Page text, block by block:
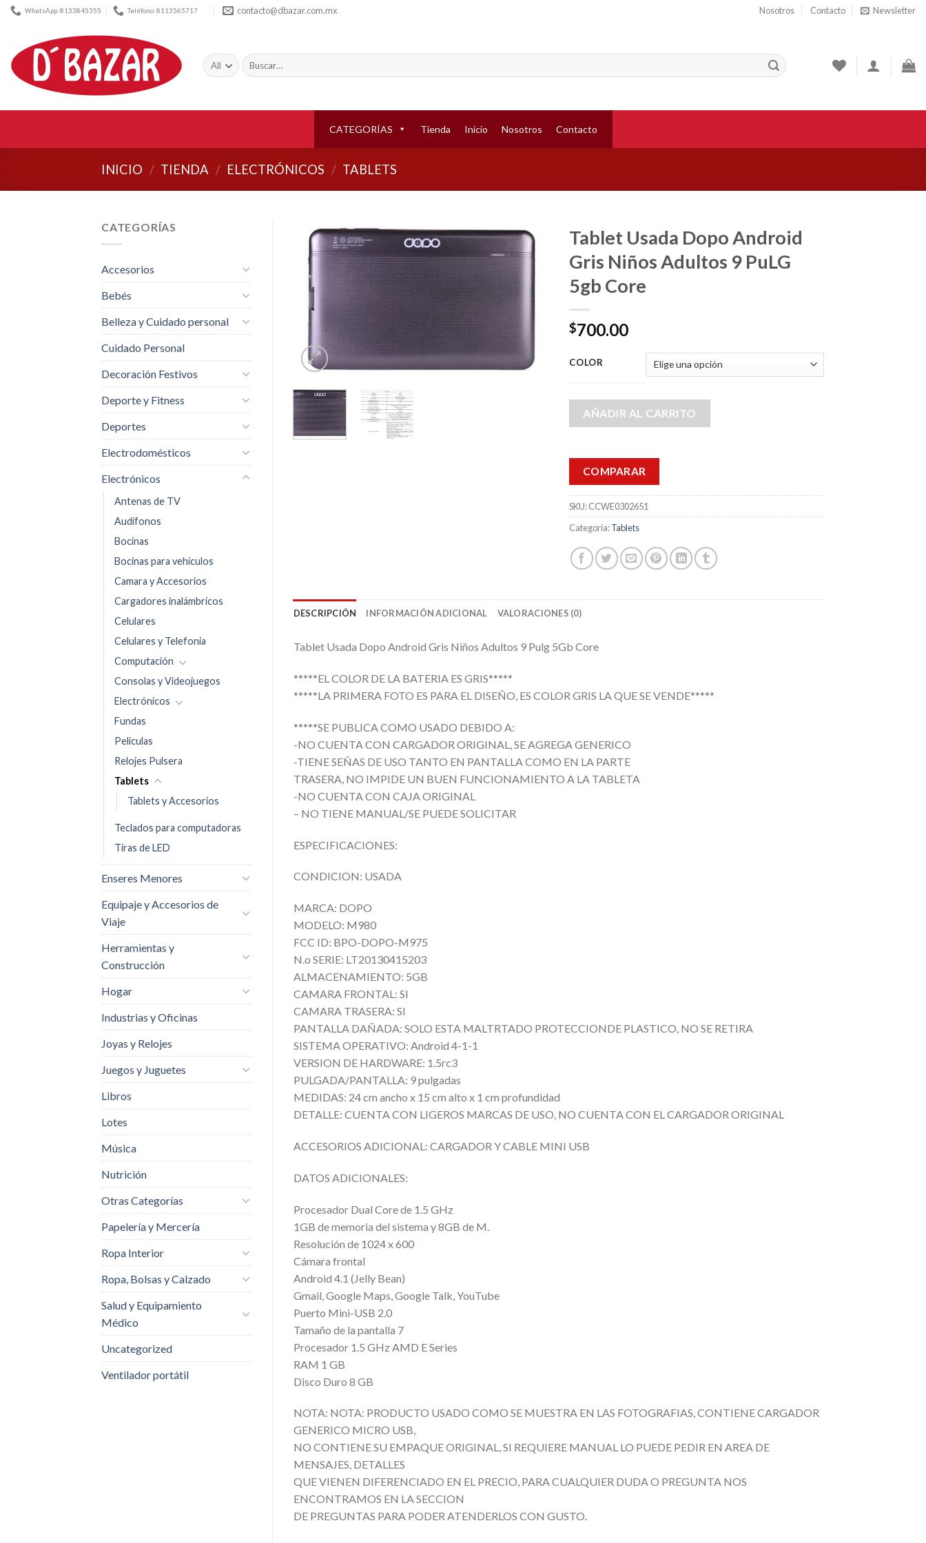
Skip
content
WhatsApp: 8133845355 Teléfono: 8113565717 contacto@dbazar.com.mx Nosotros Contacto Newsletter
Buscar
por:
CATEGORÍAS Tienda Inicio Nosotros Contacto
INICIO / TIENDA / ELECTRÓNICOS / TABLETS
CATEGORÍAS
Accesorios
Bebés
Belleza y Cuidado personal
Cuidado Personal
Decoración Festivos
Deporte y Fitness
Deportes
Electrodomésticos
Electrónicos
Antenas de TV
Audífonos
Bocinas
Bocinas para vehículos
Camara y Accesorios
Cargadores inalámbricos
Celulares
Celulares y Telefonia
Computación
Consolas y Videojuegos
Electrónicos
Fundas
Películas
Relojes Pulsera
Tablets
Tablets y Accesorios
Teclados para computadoras
Tiras de LED
Enseres Menores
Equipaje y Accesorios de
Viaje
Herramientas y
Construcción
Hogar
Industrias y Oficinas
Joyas y Relojes
Juegos y Juguetes
Libros
Lotes
Música
Nutrición
Otras Categorías
Papelería y Mercería
Ropa Interior
Ropa, Bolsas y Calzado
Salud y Equipamiento
Médico
Uncategorized
Ventilador portátil
Añadir
a la
lista de
deseos
Tablet Usada Dopo Android
Gris Niños Adultos 9 PuLG
5gb Core
$700.00
COLOR
AÑADIR AL CARRITO
COMPARAR
SKU:CCWE0302651
Categoría:Tablets
DESCRIPCIÓN INFORMACIÓN ADICIONAL VALORACIONES (0)
Tablet Usada Dopo Android Gris Niños Adultos 9 Pulg 5Gb Core
*****EL COLOR DE LA BATERIA ES GRIS*****
*****LA PRIMERA FOTO ES PARA EL DISEÑO, ES COLOR GRIS LA QUE SE VENDE*****
*****SE PUBLICA COMO USADO DEBIDO A:
-NO CUENTA CON CARGADOR ORIGINAL, SE AGREGA GENERICO
-TIENE SEÑAS DE USO TANTO EN PANTALLA COMO EN LA PARTE
TRASERA, NO IMPIDE UN BUEN FUNCIONAMIENTO A LA TABLETA
-NO CUENTA CON CAJA ORIGINAL
– NO TIENE MANUAL/SE PUEDE SOLICITAR
ESPECIFICACIONES:
CONDICION: USADA
MARCA: DOPO
MODELO: M980
FCC ID: BPO-DOPO-M975
N.o SERIE: LT20130415203
ALMACENAMIENTO: 5GB
CAMARA FRONTAL: SI
CAMARA TRASERA: SI
PANTALLA DAÑADA: SOLO ESTA MALTRTADO PROTECCIONDE PLASTICO, NO SE RETIRA
SISTEMA OPERATIVO: Android 4-1-1
VERSION DE HARDWARE: 1.5rc3
PULGADA/PANTALLA: 9 pulgadas
MEDIDAS: 24 cm ancho x 15 cm alto x 1 cm profundidad
DETALLE: CUENTA CON LIGEROS MARCAS DE USO, NO CUENTA CON EL CARGADOR ORIGINAL
ACCESORIOS ADICIONAL: CARGADOR Y CABLE MINI USB
DATOS ADICIONALES:
Procesador Dual Core de 1.5 GHz
1GB de memoria del sistema y 8GB de M.
Resolución de 1024 x 600
Cámara frontal
Android 4.1 (Jelly Bean)
Gmail, Google Maps, Google Talk, YouTube
Puerto Mini-USB 2.0
Tamaño de la pantalla 7
Procesador 1.5 GHz AMD E Series
RAM 1 GB
Disco Duro 8 GB
NOTA: NOTA: PRODUCTO USADO COMO SE MUESTRA EN LAS FOTOGRAFIAS, CONTIENE CARGADOR
GENERICO MICRO USB,
NO CONTIENE SU EMPAQUE ORIGINAL, SI REQUIERE MANUAL LO PUEDE PEDIR EN AREA DE
MENSAJES, DETALLES
QUE VIENEN DIFERENCIADO EN EL PRECIO, PARA CUALQUIER DUDA O PREGUNTA NOS
ENCONTRAMOS EN LA SECCION
DE PREGUNTAS PARA PODER ATENDERLOS CON GUSTO.